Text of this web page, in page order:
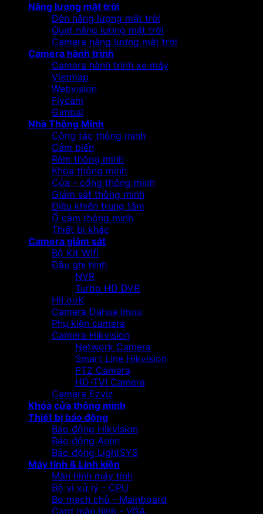
Năng lượng mặt trời
Đèn năng lượng mặt trời
Quạt năng lượng mặt trời
Camera năng lượng mặt trời
Camera hành trình
Camera hành trình xe máy
Vietmap
Webvision
Flycam
Gimbal
Nhà Thông Minh
Công tắc thông minh
Cảm biến
Rèm thông minh
Khóa thông minh
Cửa - cổng thông minh
Giám sát thông minh
Điều khiển trung tâm
Ổ cắm thông minh
Thiết bị khác
Camera giám sát
Bộ Kit Wifi
Đầu ghi hình
NVR
Turbo HD DVR
HiLooK
Camera Dahua Imou
Phụ kiện camera
Camera Hikvision
Network Camera
Smart Line Hikvision
PTZ Camera
HD-TVI Camera
Camera Ezviz
Khóa cửa thông minh
Thiết bị báo động
Báo động Hikvision
Báo động Aolin
Báo động LightSYS
Máy tính & Linh kiện
Màn hình máy tính
Bộ vi xử lý - CPU
Bo mạch chủ - Mainboard
Card màn hình - VGA